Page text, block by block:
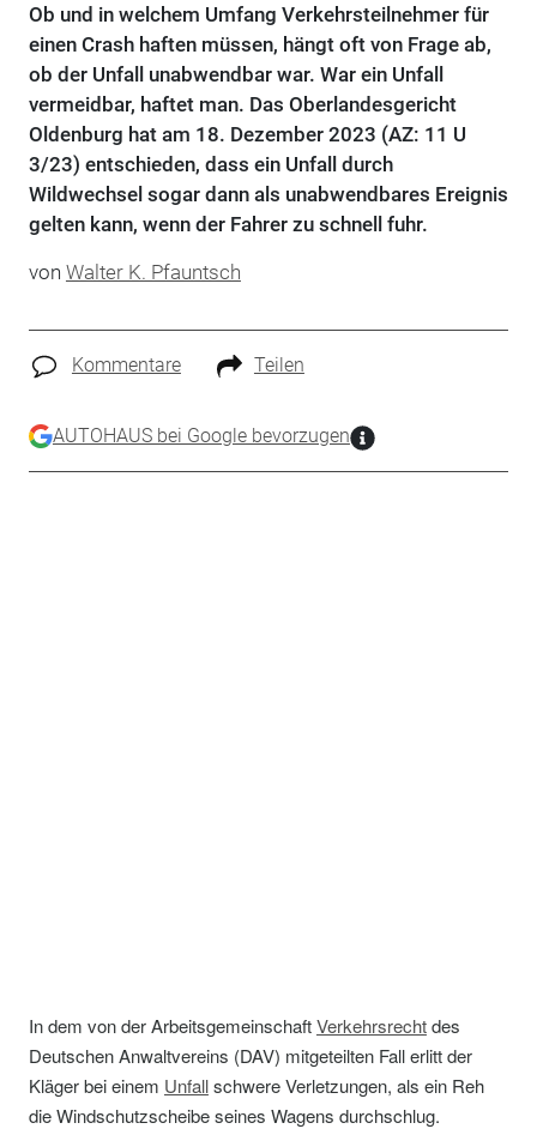
Ob und in welchem Umfang Verkehrsteilnehmer für
einen Crash haften müssen, hängt oft von Frage ab,
ob der Unfall unabwendbar war. War ein Unfall
vermeidbar, haftet man. Das Oberlandesgericht
Oldenburg hat am 18. Dezember 2023 (AZ: 11 U
3/23) entschieden, dass ein Unfall durch
Wildwechsel sogar dann als unabwendbares Ereignis
gelten kann, wenn der Fahrer zu schnell fuhr.
von Walter K. Pfauntsch
Kommentare Teilen
AUTOHAUS bei Google bevorzugen
In dem von der ArbeitsgemeinschaftVerkehrsrechtdes
Deutschen Anwaltvereins (DAV) mitgeteilten Fall erlitt der
Kläger bei einem Unfallschwere Verletzungen, als ein Reh
die Windschutzscheibe seines Wagens durchschlug.